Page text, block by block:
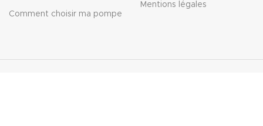
Comment choisir ma pompe
Mentions légales